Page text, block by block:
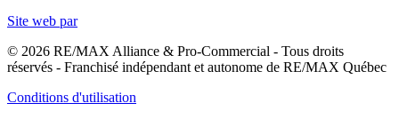
Site web par
© 2026 RE/MAX Alliance & Pro-Commercial - Tous droits
réservés - Franchisé indépendant et autonome de RE/MAX Québec
Conditions d'utilisation